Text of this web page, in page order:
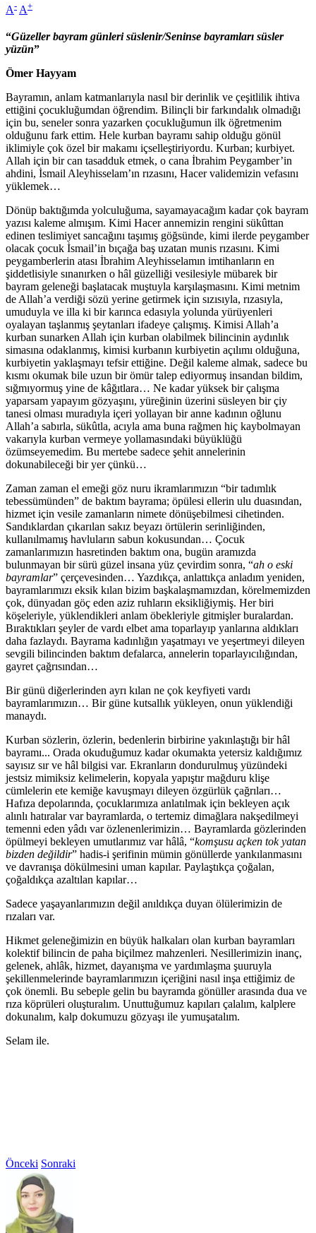
A- A+
“Güzeller bayram günleri süslenir/Seninse bayramları süsler
yüzün”
Ömer Hayyam
Bayramın, anlam katmanlarıyla nasıl bir derinlik ve çeşitlilik ihtiva
ettiğini çocukluğumdan öğrendim. Bilinçli bir farkındalık olmadığı
için bu, seneler sonra yazarken çocukluğumun ilk öğretmenim
olduğunu fark ettim. Hele kurban bayramı sahip olduğu gönül
iklimiyle çok özel bir makamı içselleştiriyordu. Kurban; kurbiyet.
Allah için bir can tasadduk etmek, o cana İbrahim Peygamber’in
ahdini, İsmail Aleyhisselam’ın rızasını, Hacer validemizin vefasını
yüklemek…
Dönüp baktığımda yolculuğuma, sayamayacağım kadar çok bayram
yazısı kaleme almışım. Kimi Hacer annemizin rengini sükûttan
edinen teslimiyet sancağını taşımış göğsünde, kimi ilerde peygamber
olacak çocuk İsmail’in bıçağa baş uzatan munis rızasını. Kimi
peygamberlerin atası İbrahim Aleyhisselamın imtihanların en
şiddetlisiyle sınanırken o hâl güzelliği vesilesiyle mübarek bir
bayram geleneği başlatacak muştuyla karşılaşmasını. Kimi metnim
de Allah’a verdiği sözü yerine getirmek için sızısıyla, rızasıyla,
umuduyla ve illa ki bir karınca edasıyla yolunda yürüyenleri
oyalayan taşlanmış şeytanları ifadeye çalışmış. Kimisi Allah’a
kurban sunarken Allah için kurban olabilmek bilincinin aydınlık
simasına odaklanmış, kimisi kurbanın kurbiyetin açılımı olduğuna,
kurbiyetin yaklaşmayı tefsir ettiğine. Değil kaleme almak, sadece bu
kısmı okumak bile uzun bir ömür talep ediyormuş insandan bildim,
sığmıyormuş yine de kâğıtlara… Ne kadar yüksek bir çalışma
yaparsam yapayım gözyaşını, yüreğinin üzerini süsleyen bir çiy
tanesi olması muradıyla içeri yollayan bir anne kadının oğlunu
Allah’a sabırla, sükûtla, acıyla ama buna rağmen hiç kaybolmayan
vakarıyla kurban vermeye yollamasındaki büyüklüğü
özümseyemedim. Bu mertebe sadece şehit annelerinin
dokunabileceği bir yer çünkü…
Zaman zaman el emeği göz nuru ikramlarımızın “bir tadımlık
tebessümünden” de baktım bayrama; öpülesi ellerin ulu duasından,
hizmet için vesile zamanların nimete dönüşebilmesi cihetinden.
Sandıklardan çıkarılan sakız beyazı örtülerin serinliğinden,
kullanılmamış havluların sabun kokusundan… Çocuk
zamanlarımızın hasretinden baktım ona, bugün aramızda
bulunmayan bir sürü güzel insana yüz çevirdim sonra, “ah o eski
bayramlar” çerçevesinden… Yazdıkça, anlattıkça anladım yeniden,
bayramlarımızı eksik kılan bizim başkalaşmamızdan, körelmemizden
çok, dünyadan göç eden aziz ruhların eksikliğiymiş. Her biri
köşeleriyle, yüklendikleri anlam öbekleriyle gitmişler buralardan.
Bıraktıkları şeyler de vardı elbet ama toparlayıp yanlarına aldıkları
daha fazlaydı. Bayrama kadınlığın yaşatmayı ve yeşertmeyi dileyen
sevgili bilincinden baktım defalarca, annelerin toparlayıcılığından,
gayret çağrısından…
Bir günü diğerlerinden ayrı kılan ne çok keyfiyeti vardı
bayramlarımızın… Bir güne kutsallık yükleyen, onun yüklendiği
manaydı.
Kurban sözlerin, özlerin, bedenlerin birbirine yakınlaştığı bir hâl
bayramı... Orada okuduğumuz kadar okumakta yetersiz kaldığımız
sayısız sır ve hâl bilgisi var. Ekranların dondurulmuş yüzündeki
jestsiz mimiksiz kelimelerin, kopyala yapıştır mağduru klişe
cümlelerin ete kemiğe kavuşmayı dileyen özgürlük çağrıları…
Hafıza depolarında, çocuklarımıza anlatılmak için bekleyen açık
alınlı hatıralar var bayramlarda, o tertemiz dimağlara nakşedilmeyi
temenni eden yâdı var özlenenlerimizin… Bayramlarda gözlerinden
öpülmeyi bekleyen umutlarımız var hâlâ, “komşusu açken tok yatan
bizden değildir” hadis-i şerifinin mümin gönüllerde yankılanmasını
ve davranışa dökülmesini uman kapılar. Paylaştıkça çoğalan,
çoğaldıkça azaltılan kapılar…
Sadece yaşayanlarımızın değil anıldıkça duyan ölülerimizin de
rızaları var.
Hikmet geleneğimizin en büyük halkaları olan kurban bayramları
kolektif bilincin de paha biçilmez mahzenleri. Nesillerimizin inanç,
gelenek, ahlâk, hizmet, dayanışma ve yardımlaşma şuuruyla
şekillenmelerinde bayramlarımızın içeriğini nasıl inşa ettiğimiz de
çok önemli. Bu sebeple gelin bu bayramda gönüller arasında dua ve
rıza köprüleri oluşturalım. Unuttuğumuz kapıları çalalım, kalplere
dokunalım, kalp dokumuzu gözyaşı ile yumuşatalım.
Selam ile.
Önceki Sonraki